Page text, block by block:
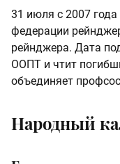
31 июля с 2007
федерации
рейнджера. Дата
ООПТ и чтит
объединяет
Народный